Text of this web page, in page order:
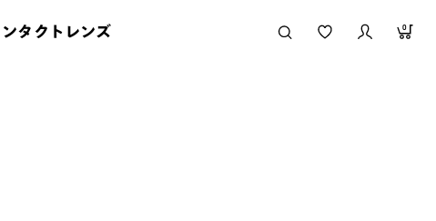
ンタクトレンズ 0